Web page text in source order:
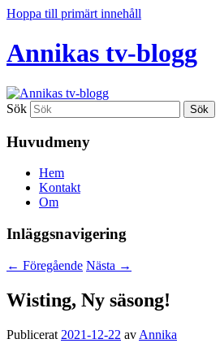
Hoppa till primärt innehåll
Annikas tv-blogg
Sök
Huvudmeny
Hem
Kontakt
Om
Inläggsnavigering
← Föregående Nästa →
Wisting, Ny säsong!
Publicerat 2021-12-22 av Annika